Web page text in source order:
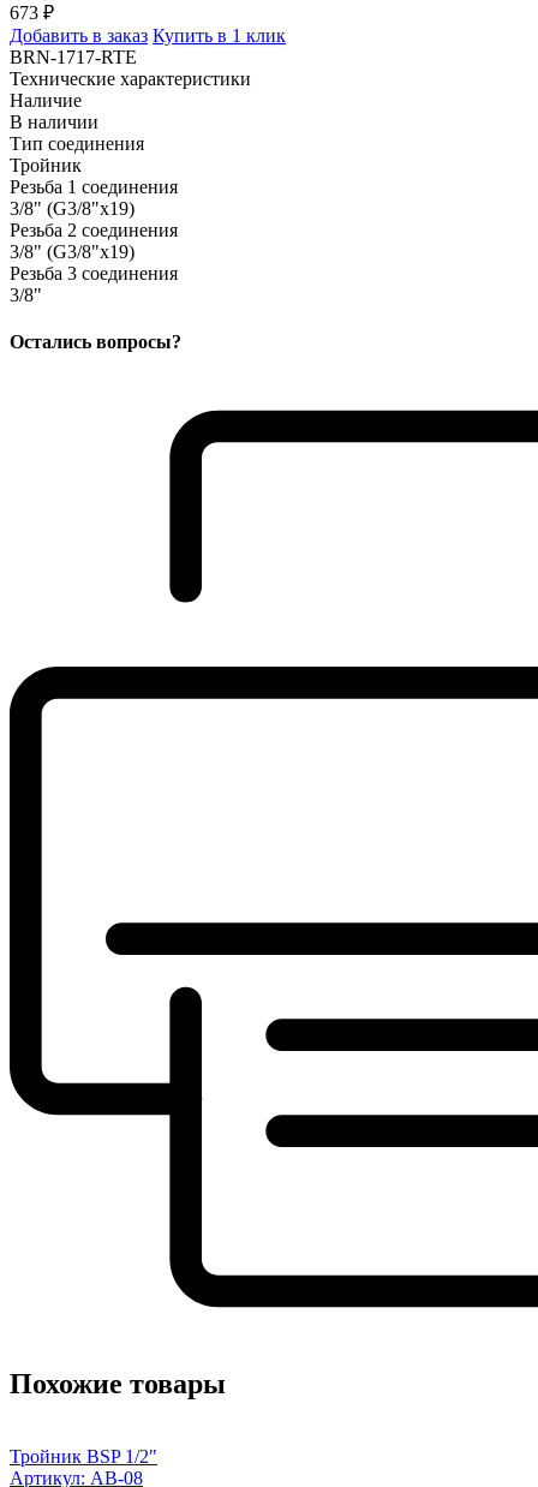
673 ₽
Добавить в заказ Купить в 1 клик
BRN-1717-RTE
Технические характеристики
Наличие
В наличии
Тип соединения
Тройник
Резьба 1 соединения
3/8" (G3/8"x19)
Резьба 2 соединения
3/8" (G3/8"x19)
Резьба 3 соединения
3/8"
Остались вопросы?
Похожие товары
Тройник BSP 1/2"
Артикул: AB-08